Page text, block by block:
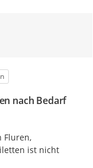
nach Bedarf
Fluren,
ist nicht